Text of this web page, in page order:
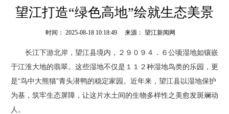
望江打造“绿色高地”绘就生态美景
时间： 2025-08-18 10:18:49 来源： 望江新闻网
长江下游北岸，望江县境内，２９０９４．６公顷湿地如镶嵌
于江淮大地的翡翠。这些湿地不仅是１１２种湿地鸟类的乐园，更
是“鸟中大熊猫”青头潜鸭的稳定家园。近年来，望江县以湿地保护
为基，筑牢生态屏障，让这片水土间的生物多样性之美愈发斑斓动
人。